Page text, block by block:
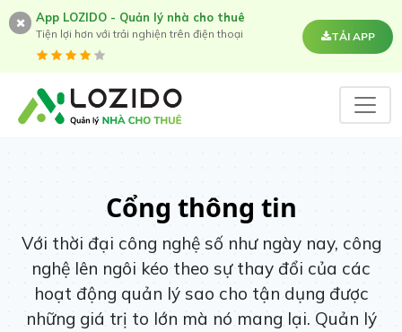
App LOZIDO - Quản lý nhà cho thuê
Tiện lợi hơn với trải nghiện trên điện thoại TẢI APP
Cổng thông tin
Với thời đại công nghệ số như ngày nay, công
nghệ lên ngôi kéo theo sự thay đổi của các
hoạt động quản lý sao cho tận dụng được
những giá trị to lớn mà nó mang lại. Quản lý